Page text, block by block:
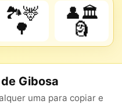
🏞️🦌
🌳
👤🏛️
🗿
Gibosa
uma para copiar e